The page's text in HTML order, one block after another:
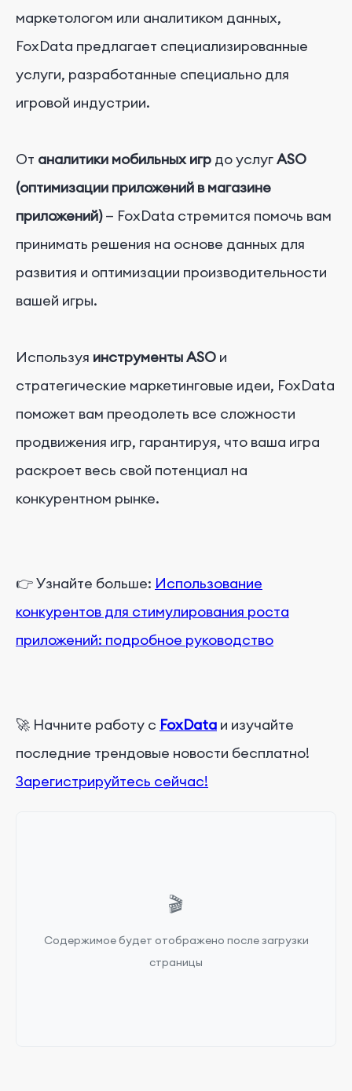
маркетологом или аналитиком данных,
FoxData предлагает специализированные
услуги, разработанные специально для
игровой индустрии.
От аналитики мобильных игр доуслугASO
(оптимизации приложений в магазине
приложений) — FoxData стремится помочь вам
принимать решения на основе данных для
развития и оптимизации производительности
вашей игры.
Используя инструменты ASO и
стратегические маркетинговые идеи, FoxData
поможет вам преодолеть все сложности
продвижения игр, гарантируя, что ваша игра
раскроет весь свой потенциал на
конкурентном рынке.
👉 Узнайте больше: Использование
конкурентов для стимулирования роста
приложений: подробное руководство
🚀 Начните работу с FoxData и изучайте
последние трендовые новости бесплатно!
Зарегистрируйтесь сейчас!
🎬
Содержимое будет отображено после загрузки
страницы